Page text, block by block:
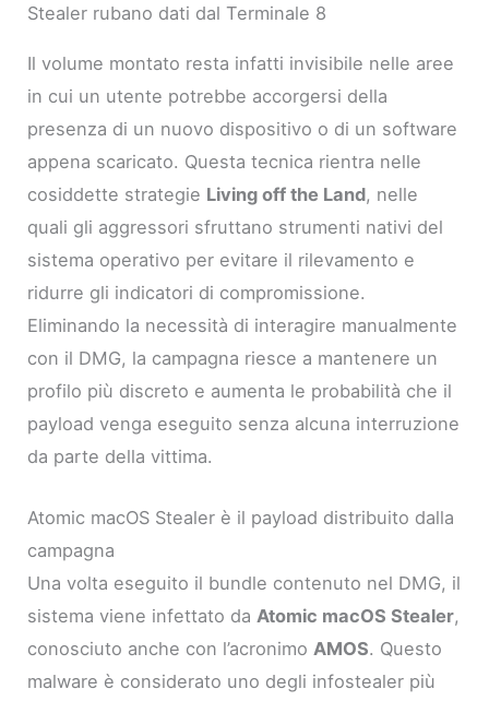
Stealer rubano dati dal Terminale 8
Il volume montato resta infatti invisibile nelle aree
in cui un utente potrebbe accorgersi della
presenza di un nuovo dispositivo o di un software
appena scaricato. Questa tecnica rientra nelle
cosiddette strategie Living off the Land, nelle
quali gli aggressori sfruttano strumenti nativi del
sistema operativo per evitare il rilevamento e
ridurre gli indicatori di compromissione.
Eliminando la necessità di interagire manualmente
con il DMG, la campagna riesce a mantenere un
profilo più discreto e aumenta le probabilità che il
payload venga eseguito senza alcuna interruzione
da parte della vittima.
Atomic macOS Stealer è il payload distribuito dalla
campagna
Una volta eseguito il bundle contenuto nel DMG, il
sistema viene infettato daAtomic macOS Stealer,
conosciuto anche con l’acronimoAMOS. Questo
malware è considerato uno degli infostealer più